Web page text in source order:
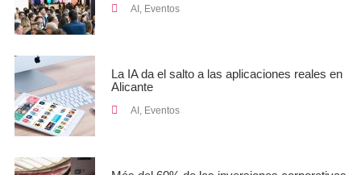
AI , Eventos
La IA da el salto a las aplicaciones reales en
Alicante
AI , Eventos